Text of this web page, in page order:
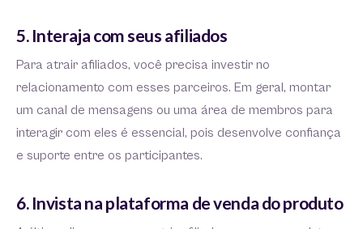
5. Interaja com seus afiliados
Para atrair afiliados, você precisa investir no
relacionamento com esses parceiros. Em geral, montar
um canal de mensagens ou uma área de membros para
interagir com eles é essencial, pois desenvolve confiança
e suporte entre os participantes.
6. Invista na plataforma de venda do produto